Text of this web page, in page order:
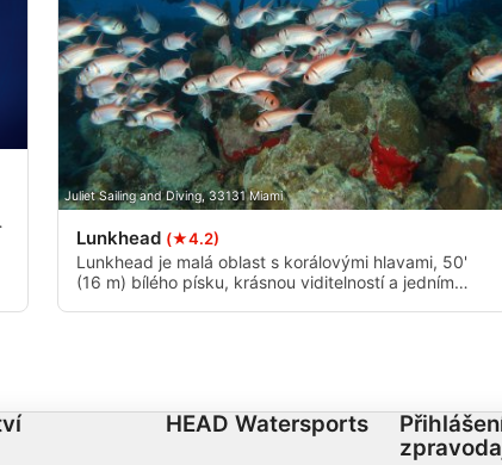
Juliet Sailing and Diving, 33131 Miami
Lunkhead (★4.2)
Lunkhead je malá oblast s korálovými hlavami, 50'
(16 m) bílého písku, krásnou viditelností a jedním
HEAD Watersports